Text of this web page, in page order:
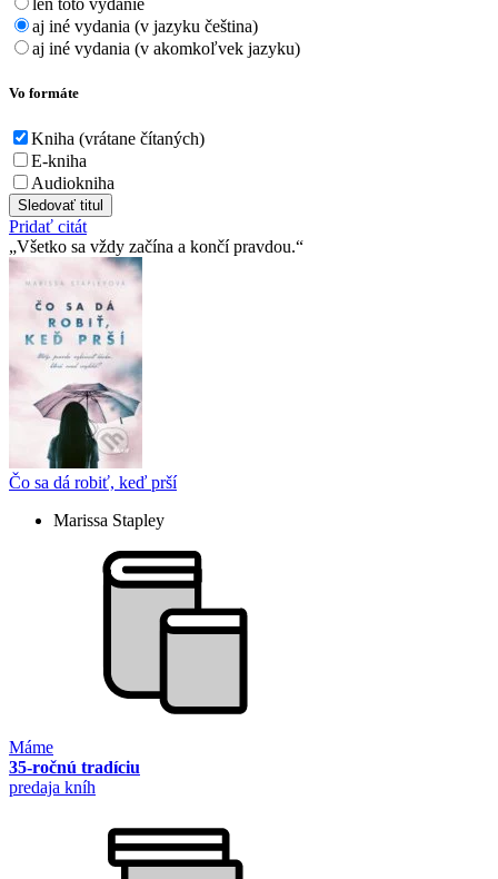
len toto vydanie
aj iné vydania (v jazyku čeština)
aj iné vydania (v akomkoľvek jazyku)
Vo formáte
Kniha (vrátane čítaných)
E-kniha
Audiokniha
Sledovať titul
Pridať citát
Všetko sa vždy začína a končí pravdou.
Čo sa dá robiť, keď prší
Marissa Stapley
Máme
35-ročnú tradíciu
predaja kníh